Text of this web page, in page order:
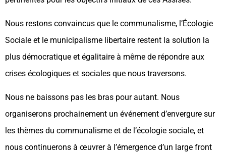
Nous restons convaincus que le communalisme, l’Écologie
Sociale et le municipalisme libertaire restent la solution la
plus démocratique et égalitaire à même de répondre aux
crises écologiques et sociales que nous traversons.
Nous ne baissons pas les bras pour autant. Nous
organiserons prochainement un événement d’envergure sur
les thèmes du communalisme et de l’écologie sociale, et
nous continuerons à œuvrer à l’émergence d’un large front